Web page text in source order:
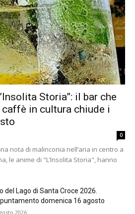
Storia”: il bar che
in cultura chiude i
0
nota di malinconia nell’aria in centro a
le anime di "L’Insolita Storia", hanno
del Lago di Santa Croce 2026.
domenica 16 agosto
2026